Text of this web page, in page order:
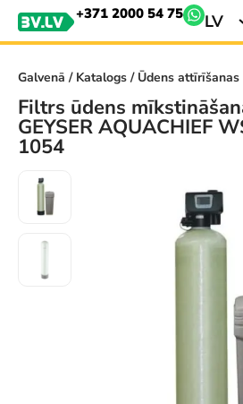
+371 2000 54 75 LV
Galvenā / Katalogs/ Ūdens attīrīšanas
Filtrs ūdens
GEYSER AQUACHIEF
1054